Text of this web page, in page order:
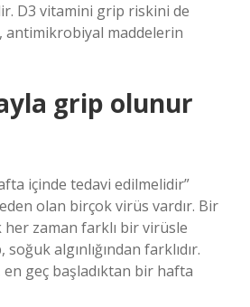
D3 vitamini grip riskini de
antimikrobiyal maddelerin
grip olunur
içinde tedavi edilmelidir”
olan birçok virüs vardır. Bir
zaman farklı bir virüsle
algınlığından farklıdır.
geç başladıktan bir hafta